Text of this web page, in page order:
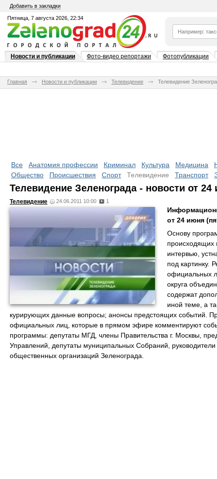
Добавить в закладки
Пятница, 7 августа 2026, 22:34
Новости и публикации Фото-видео репортажи Фотопубликации
Главная Новости и публикации Телевидение Телевидение
Все Анатомия профессии Криминал Культура Медицина
Общество
Происшествия Спорт Телевидение Транспорт
Телевидение Зеленограда - новости от 24
Телевидение 24.06.2011 10:00 1
от 24 июня
Основу
происходящих
интервью,
под картинку.
официальных
округа
содержат
иной теме, а
курирующих данные вопросы; анонсы предстоящих событий.
официальных лиц, которые в прямом эфире комментируют
программы: депутаты МГД, члены Правительства г. Москвы,
Управлений, депутаты муниципальных Собраний,
общественных организаций Зеленограда.